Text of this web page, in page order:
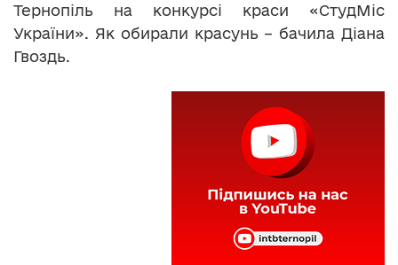
Тернопіль на конкурсі краси «СтудМіс
України». Як обирали красунь – бачила Діана
Гвоздь.